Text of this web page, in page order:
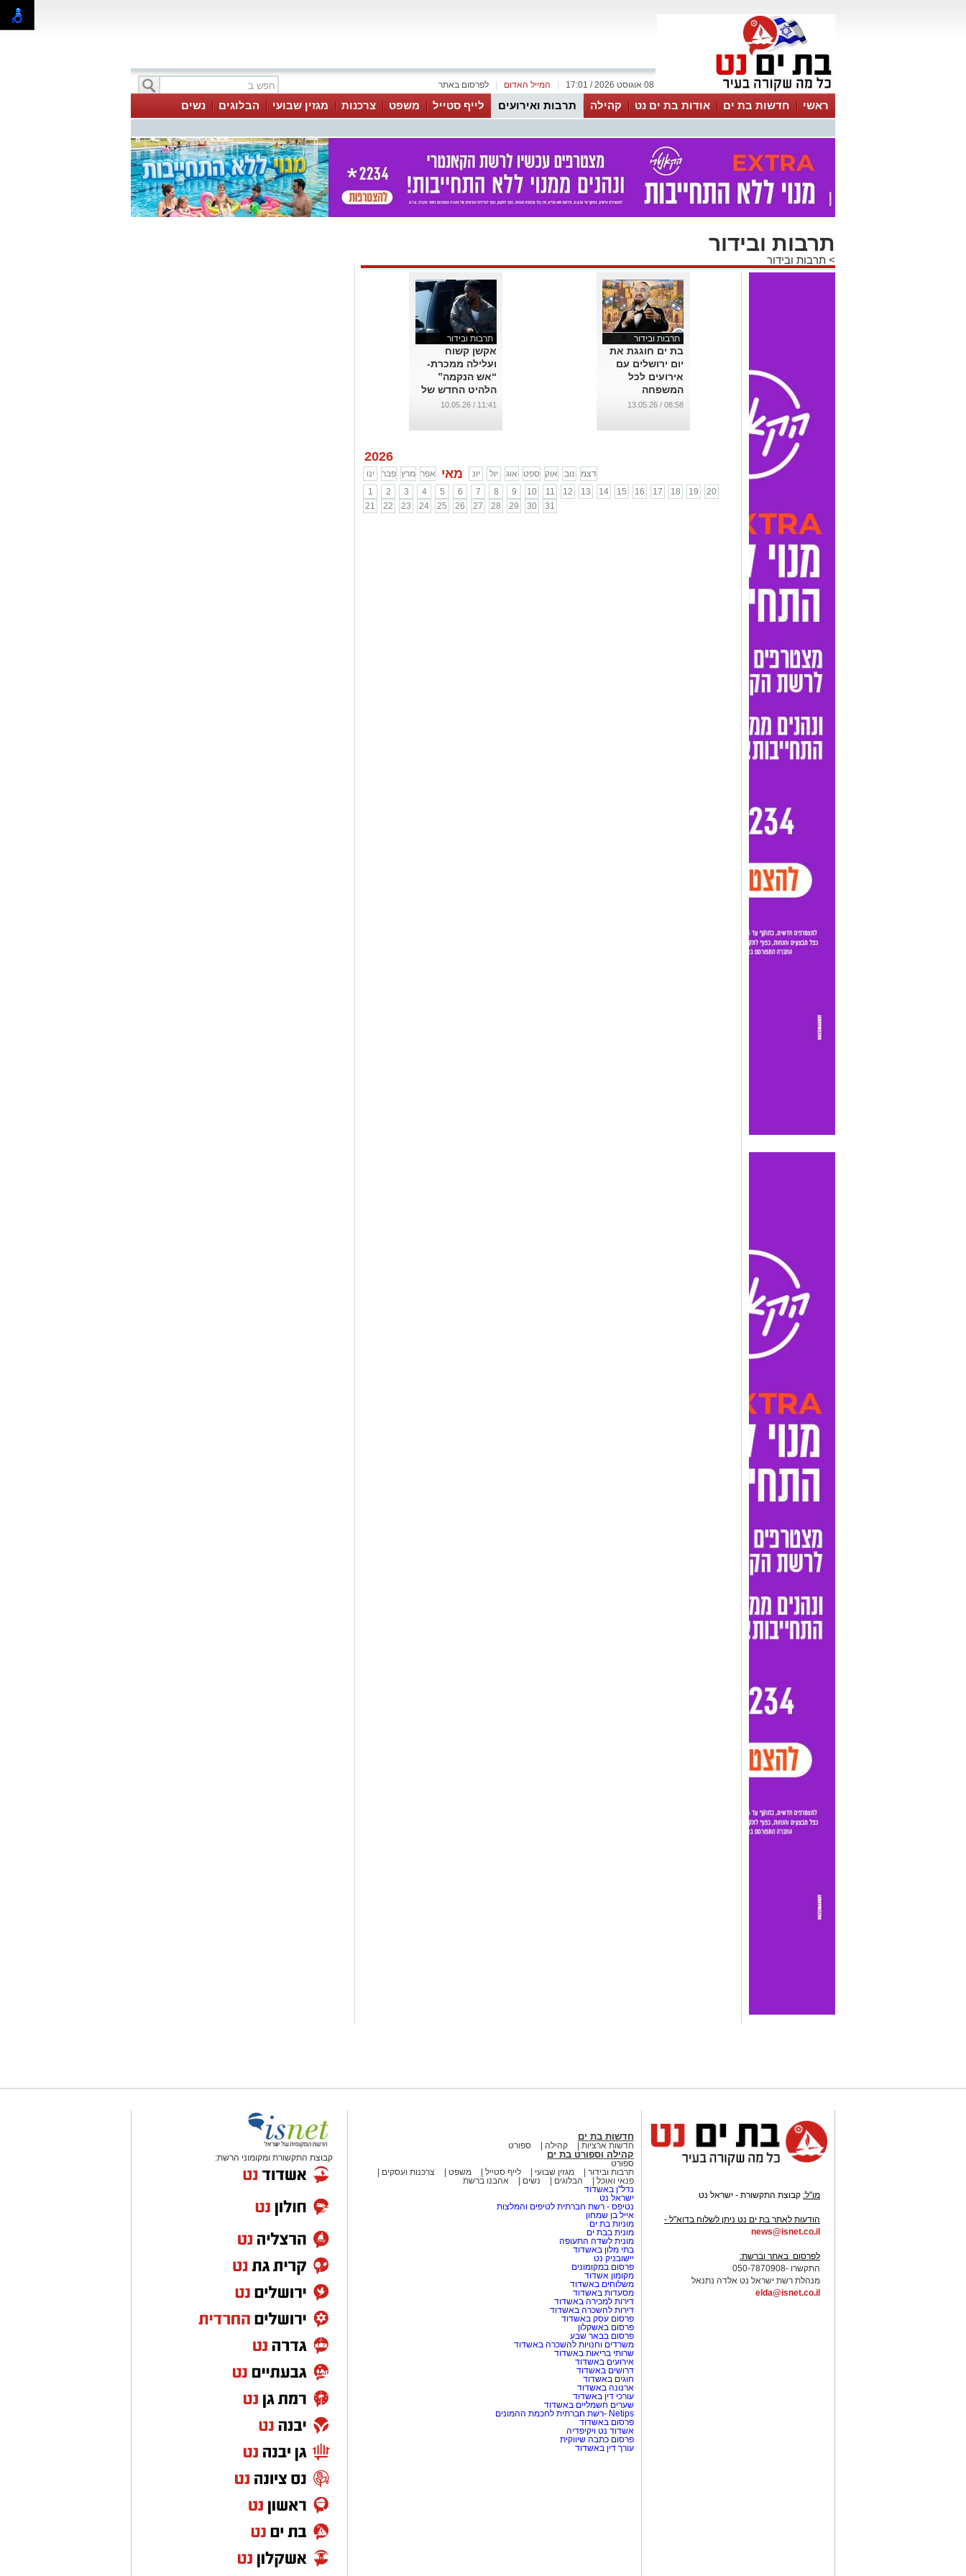
לפרסום באתר המייל האדום 08 אוגוסט 2026 / 17:01
ראשי חדשות בת ים אודות בת ים נט קהילה תרבות ואירועים לייף סטייל משפט צרכנות מגזין שבועי הבלוגים נשים
תרבות ובידור
> תרבות ובידור
תרבות ובידור
בת ים חוגגת את
יום ירושלים עם
אירועים לכל
המשפחה
...
08:58 / 13.05.26
תרבות ובידור
אקשן קשוח
ועלילה ממכרת-
“אש הנקמה”
הלהיט החדש של
נטפליקס
11:41 / 10.05.26
2026
ינו פבר מרץ אפר מאי יונ יול אוג ספט אוק נוב
דצמ
1
2 3 4 5 6 7 8 9 10 11 12 13 14 15 16 17 18 19
20
21
22 23 24 25 26 27 28 29 30 31
מו"ל: קבוצת התקשורת - ישראל נט
הודעות לאתר בת ים נט ניתן לשלוח בדוא"ל -
news@isnet.co.il
לפרסום באתר וברשת:
התקשרו -050-7870908
מנהלת רשת ישראל נט אלדה נתנאל
elda@isnet.co.il
חדשות בת ים
חדשות ארציות קהילה ספורט
קהילה וספורט בת ים
ספורט
תרבות ובידור
מגזין שבועי לייף סטייל משפט
צרכנות ועסקים
פנאי ואוכל
הבלוגים נשים
אהבנו ברשת
נדל"ן באשדוד
ישראל נט
נטיפס - רשת חברתית לטיפים והמלצות
אייל בן שמחון
מוניות בת ים
מונית בבת ים
מונית לשדה התעופה
בתי מלון באשדוד
יישובניק נט
פרסום במקומונים
מקומון אשדוד
משלוחים באשדוד
מסעדות באשדוד
דירות למכירה באשדוד
דירות להשכרה באשדוד
פרסום עסק באשדוד
פרסום באשקלון
פרסום בבאר שבע
משרדים וחנויות להשכרה באשדוד
שרותי בריאות באשדוד
אירועים באשדוד
דרושים באשדוד
חוגים באשדוד
ארנונה באשדוד
עורכי דין באשדוד
שערים חשמליים באשדוד
Netips -רשת חברתית לחכמת ההמונים
פרסום באשדוד
אשדוד נט ויקיפדיה
פרסום כתבה שיווקית
עורך דין באשדוד
קבוצת התקשורת ומקומוני הרשת: